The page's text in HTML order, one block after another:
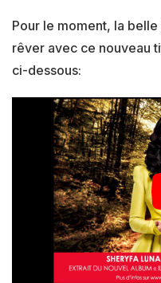
Pour le moment, la
rêver avec ce nouveau
ci-dessous: